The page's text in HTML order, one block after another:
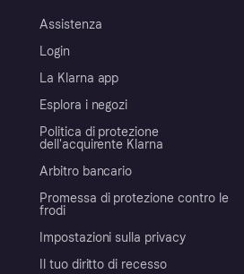
Assistenza
Login
La Klarna app
Esplora i negozi
Politica di protezione
dell'acquirente Klarna
Arbitro bancario
Promessa di protezione contro le
frodi
Impostazioni sulla privacy
Il tuo diritto di recesso